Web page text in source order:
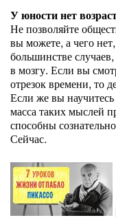
У юности нет
Не позволяйте
вы можете, а чего
большинстве
в мозгу. Если вы
отрезок времени, то
Если же вы
масса таких мыслей
способны
Сейчас.